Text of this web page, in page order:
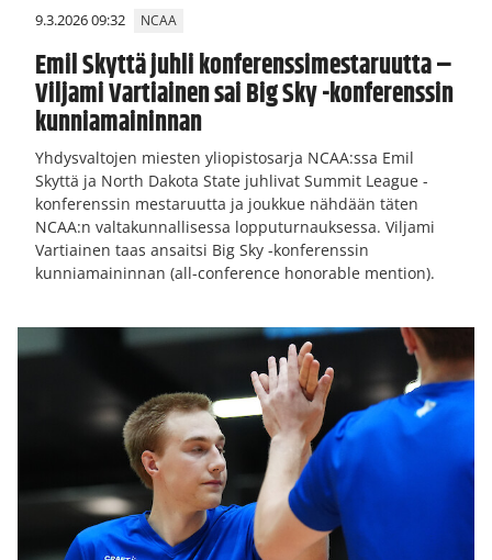
9.3.2026 09:32 NCAA
Emil Skyttä juhli konferenssimestaruutta –
Viljami Vartiainen sai Big Sky -konferenssin
kunniamaininnan
Yhdysvaltojen miesten yliopistosarja NCAA:ssa Emil
Skyttä ja North Dakota State juhlivat Summit League -
konferenssin mestaruutta ja joukkue nähdään täten
NCAA:n valtakunnallisessa lopputurnauksessa. Viljami
Vartiainen taas ansaitsi Big Sky -konferenssin
kunniamaininnan (all-conference honorable mention).